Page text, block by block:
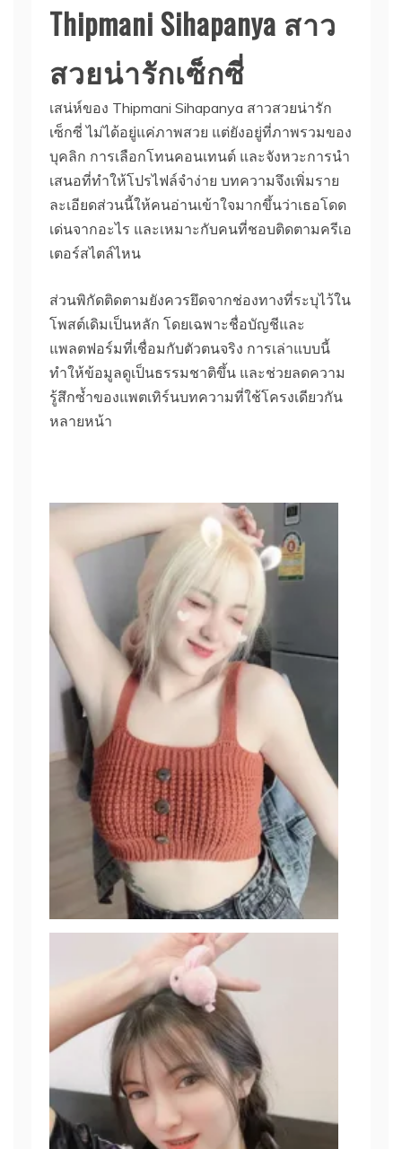
Thipmani Sihapanya สาว
สวยน่ารักเซ็กซี่
เสน่ห์ของ Thipmani Sihapanya สาวสวยน่ารัก
เซ็กซี่ ไม่ได้อยู่แค่ภาพสวย แต่ยังอยู่ที่ภาพรวมของ
บุคลิก การเลือกโทนคอนเทนต์ และจังหวะการนำ
เสนอที่ทำให้โปรไฟล์จำง่าย บทความจึงเพิ่มราย
ละเอียดส่วนนี้ให้คนอ่านเข้าใจมากขึ้นว่าเธอโดด
เด่นจากอะไร และเหมาะกับคนที่ชอบติดตามครีเอ
เตอร์สไตล์ไหน
ส่วนพิกัดติดตามยังควรยึดจากช่องทางที่ระบุไว้ใน
โพสต์เดิมเป็นหลัก โดยเฉพาะชื่อบัญชีและ
แพลตฟอร์มที่เชื่อมกับตัวตนจริง การเล่าแบบนี้
ทำให้ข้อมูลดูเป็นธรรมชาติขึ้น และช่วยลดความ
รู้สึกซ้ำของแพตเทิร์นบทความที่ใช้โครงเดียวกัน
หลายหน้า